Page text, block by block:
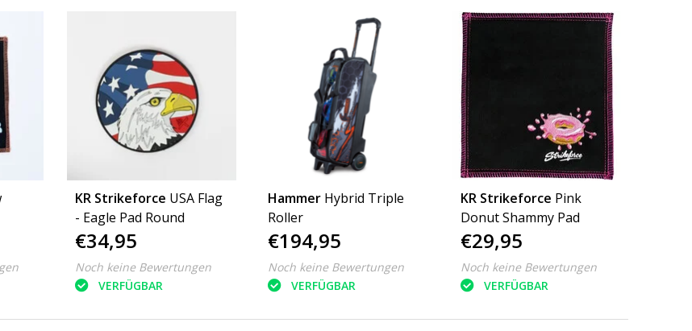
KR Strikeforce USA Flag
- Eagle Pad Round
€34,95
Noch keine Bewertungen
VERFÜGBAR
Hammer Hybrid Triple
Roller
€194,95
Noch keine Bewertungen
VERFÜGBAR
KR Strikeforce Pink
Donut Shammy Pad
€29,95
Noch keine Bewertungen
VERFÜGBAR